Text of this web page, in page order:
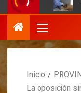
Inicio
La oposición